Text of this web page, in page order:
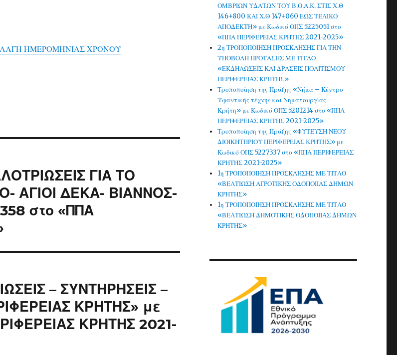
ΗΜΕΡΟΜΗΝΙΑΣ ΧΡΟΝΟΥ
ΓΙΑ ΤΟ
ΑΓΙΟΙ ΔΕΚΑ- ΒΙΑΝΝΟΣ-
στο «ΠΠΑ
– ΣΥΝΤΗΡΗΣΕΙΣ –
ΚΡΗΤΗΣ» με
ΚΡΗΤΗΣ 2021-
ΟΜΒΡΙΩΝ ΥΔΑΤΩΝ ΤΟΥ Β.Ο.Α.Κ. ΣΤΙΣ Χ.Θ
146+800 ΚΑΙ Χ.Θ 147+060 ΕΩΣ ΤΕΛΙΚΟ
ΑΠΟΔΕΚΤΗ» με Κωδικό ΟΠΣ 5225051 στο
«ΠΠΑ ΠΕΡΙΦΕΡΕΙΑΣ ΚΡΗΤΗΣ 2021-2025»
2η ΤΡΟΠΟΠΟΙΗΣΗ ΠΡΟΣΚΛΗΣΗΣ ΓΙΑ ΤΗΝ
ΥΠΟΒΟΛΗ ΠΡΟΤΑΣΗΣ ΜΕ ΤΙΤΛΟ
«ΕΚΔΗΛΩΣΕΙΣ ΚΑΙ ΔΡΑΣΕΙΣ ΠΟΛΙΤΙΣΜΟΥ
ΠΕΡΙΦΕΡΕΙΑΣ ΚΡΗΤΗΣ»
Τροποποίηση της Πράξης «Νήμα – Κέντρο
Υφαντικής τέχνης και Νηματουργίας –
Κρήτη» με Κωδικό ΟΠΣ 5201214 στο «ΠΠΑ
ΠΕΡΙΦΕΡΕΙΑΣ ΚΡΗΤΗΣ 2021-2025»
Τροποποίηση της Πράξης «ΦΥΤΕΥΣΗ ΝΕΟΥ
ΔΙΟΙΚΗΤΗΡΙΟΥ ΠΕΡΙΦΕΡΕΙΑΣ ΚΡΗΤΗΣ» με
Κωδικό ΟΠΣ 5227337 στο «ΠΠΑ ΠΕΡΙΦΕΡΕΙΑΣ
ΚΡΗΤΗΣ 2021-2025»
1η ΤΡΟΠΟΠΟΙΗΣΗ ΠΡΟΣΚΛΗΣΗΣ ΜΕ ΤΙΤΛΟ
«ΒΕΛΤΙΩΣΗ ΑΓΡΟΤΙΚΗΣ ΟΔΟΠΟΙΙΑΣ ΔΗΜΩΝ
ΚΡΗΤΗΣ»
1η ΤΡΟΠΟΠΟΙΗΣΗ ΠΡΟΣΚΛΗΣΗΣ ΜΕ ΤΙΤΛΟ
«ΒΕΛΤΙΩΣΗ ΔΗΜΟΤΙΚΗΣ ΟΔΟΠΟΙΙΑΣ ΔΗΜΩΝ
ΚΡΗΤΗΣ»